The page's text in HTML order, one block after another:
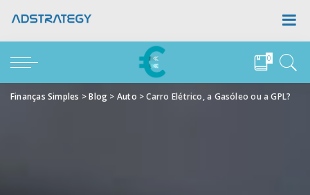
0
Finanças Simples >Blog > Auto >Carro Elétrico, a Gasóleo ou a GPL?